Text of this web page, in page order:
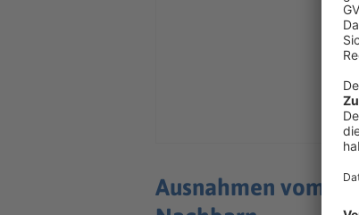
Ausnahmen vom